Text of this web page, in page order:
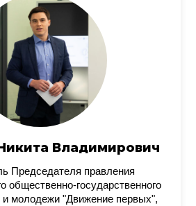
Владимирович
Председателя правления
общественно-государственного
и молодежи "Движение первых",